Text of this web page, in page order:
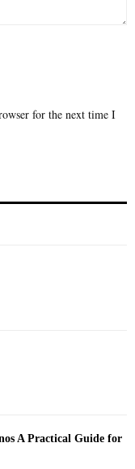
for the next time I
A Practical Guide for